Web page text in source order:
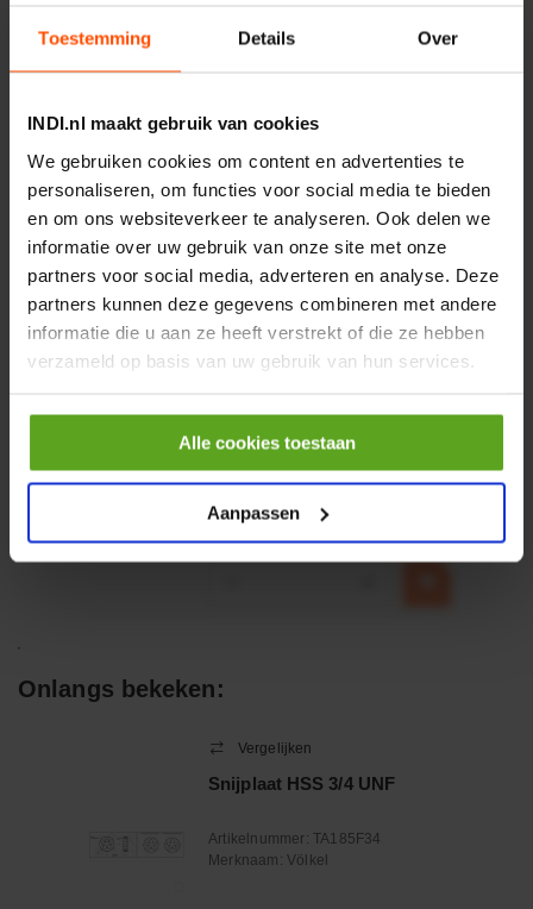
Toestemming Details Over
INDI.nl maakt gebruik van cookies
We gebruiken cookies om content en advertenties te
personaliseren, om functies voor social media te bieden
en om ons websiteverkeer te analyseren. Ook delen we
informatie over uw gebruik van onze site met onze
partners voor social media, adverteren en analyse. Deze
partners kunnen deze gegevens combineren met andere
informatie die u aan ze heeft verstrekt of die ze hebben
verzameld op basis van uw gebruik van hun services.
Alle cookies toestaan
Aanpassen
€ 219,68
incl. BTW
− +
Rotator CPR 5-01 50kN
4mm x Ø17mm
Artikelnummer:CPR501
Merknaam:Baltrotors
€ 19,99
incl. BTW
− +
0,25KW
Artikelnummer:OK9HPA1240
€ 32,50
incl. BTW
Onlangs bekeken:
Vergelijken
Snijplaat HSS 3/4 UNF
Artikelnummer: TA185F34
Merknaam: Völkel